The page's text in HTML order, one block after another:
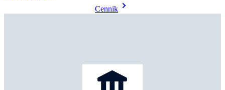
Cennik